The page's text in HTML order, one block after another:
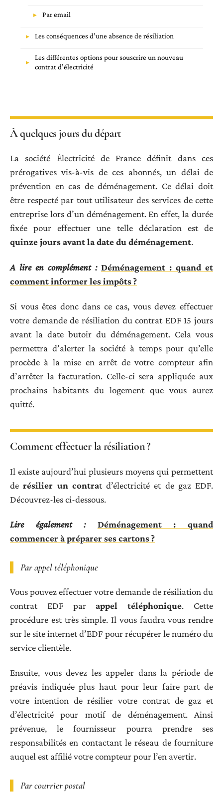
Par email
Les conséquences d’une absence de résiliation
Les différentes options pour souscrire un nouveau
contrat d’électricité
À quelques jours du départ
La société Électricité de France définit dans ces
prérogatives vis-à-vis de ces abonnés, un délai de
prévention en cas de déménagement. Ce délai doit
être respecté par tout utilisateur des services de cette
entreprise lors d’un déménagement. En effet, la durée
fixée pour effectuer une telle déclaration est de
quinze jours avant la date du déménagement.
A lire en complément : Déménagement : quand et
comment informer les impôts ?
Si vous êtes donc dans ce cas, vous devez effectuer
votre demande de résiliation du contrat EDF 15 jours
avant la date butoir du déménagement. Cela vous
permettra d’alerter la société à temps pour qu’elle
procède à la mise en arrêt de votre compteur afin
d’arrêter la facturation. Celle-ci sera appliquée aux
prochains habitants du logement que vous aurez
quitté.
Comment effectuer la résiliation ?
Il existe aujourd’hui plusieurs moyens qui permettent
derésilier un contrat d’électricité et de gaz EDF.
Découvrez-les ci-dessous.
Lire également :
Déménagement : quand
commencer à préparer ses cartons ?
Par appel téléphonique
Vous pouvez effectuer votre demande de résiliation du
contrat EDF parappel téléphonique. Cette
procédure est très simple. Il vous faudra vous rendre
sur le site internet d’EDF pour récupérer le numéro du
service clientèle.
Ensuite, vous devez les appeler dans la période de
préavis indiquée plus haut pour leur faire part de
votre intention de résilier votre contrat de gaz et
d’électricité pour motif de déménagement. Ainsi
prévenue, le fournisseur pourra prendre ses
responsabilités en contactant le réseau de fourniture
auquel est affilié votre compteur pour l’en avertir.
Par courrier postal